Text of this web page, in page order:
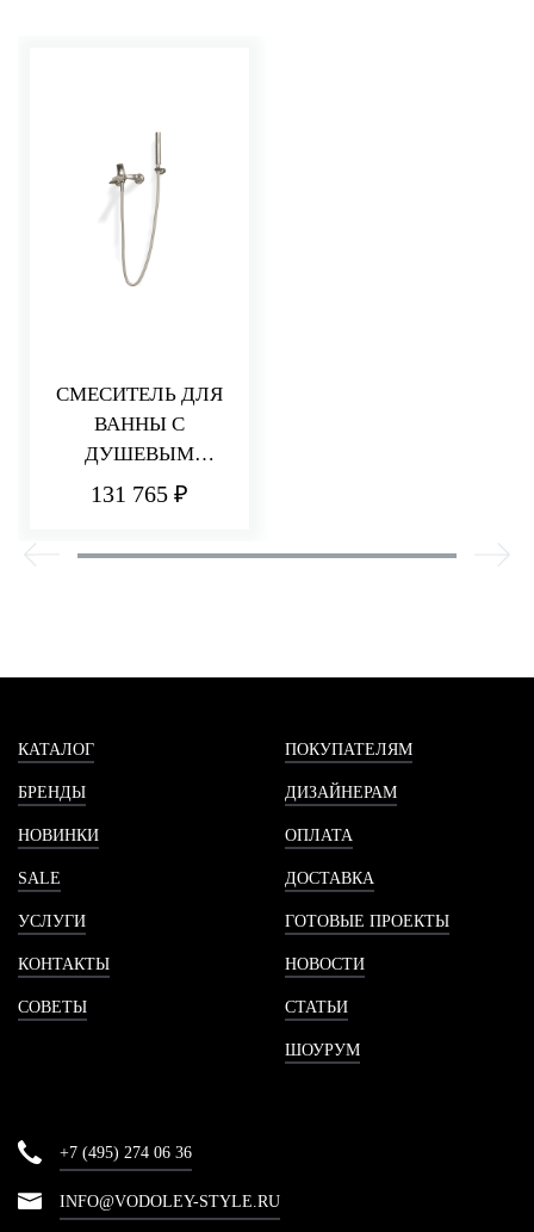
СМЕСИТЕЛЬ ДЛЯ
ВАННЫ С
ДУШЕВЫМ
КОМПЛЕКТОМ
131 765 ₽
КАТАЛОГ
БРЕНДЫ
НОВИНКИ
SALE
УСЛУГИ
КОНТАКТЫ
СОВЕТЫ
ПОКУПАТЕЛЯМ
ДИЗАЙНЕРАМ
ОПЛАТА
ДОСТАВКА
ГОТОВЫЕ ПРОЕКТЫ
НОВОСТИ
СТАТЬИ
ШОУРУМ
+7 (495) 274 06 36
INFO@VODOLEY-STYLE.RU